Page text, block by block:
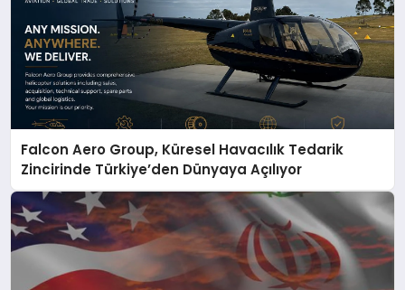
Falcon Aero Group, Küresel Havacılık Tedarik
Zincirinde Türkiye’den Dünyaya Açılıyor